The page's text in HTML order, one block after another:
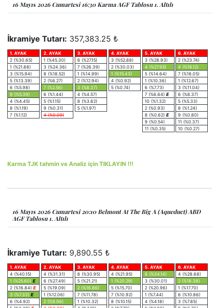
16 Mayıs 2026 Cumartesi 16:30 Karma AGF Tablosu 1. Altılı
İkramiye Tutarı: 357,383.25 ₺
1. AYAK
2 (%30.65)
1 (%21.88)
3 (%15.94)
5 (%13.39)
6 (%5.98)
9 (%5.39)
4 (%4.45)
8 (%1.19)
7 (%1.12)
2. AYAK
1 (%45.30)
3 (%24.36)
8 (%18.52)
2 (%6.27)
7 (%2.56)
6 (%1.44)
5 (%1.15)
9 (%0.31)
4 (%0.09)
3. AYAK
6 (%27.15)
7 (%26.39)
1 (%14.99)
2 (%12.94)
3 (%8.37)
4 (%4.57)
8 (%3.62)
5 (%1.97)
4. AYAK
3 (%52.88)
2 (%30.03)
1 (%15.43)
4 (%0.92)
5 (%0.74)
5. AYAK
3 (%28.93)
4 (%27.95)
5 (%14.64)
1 (%10.36)
6 (%7.73)
7 (%6.64) E
10 (%1.32)
2 (%0.93)
8 (%0.62) E
9 (%0.54)
11 (%0.35)
6. AYAK
2 (%23.74)
4 (%18.12)
7 (%18.05)
1 (%12.67)
3 (%11.04)
6 (%8.37)
5 (%5.33)
8 (%1.24)
9 (%0.80)
11 (%0.37)
10 (%0.27)
Karma TJK tahmin ve Analiz için TIKLAYIN !!!
16 Mayıs 2026 Cumartesi 20:10 Belmont At The Big A (Aqueduct) ABD
AGF Tablosu 1. Altılı
İkramiye Tutarı: 9,890.55 ₺
1. AYAK
4 (%40.15)
1 (%25.60) E
2 (%16.84) E
3 (%7.33) E
6 (%4.92)
2. AYAK
4 (%31.31)
6 (%27.49)
5 (%19.09)
1 (%12.06)
2 (%9.96)
3. AYAK
8 (%30.95)
5 (%21.21)
2 (%16.86)
7 (%11.78)
1 (%10.32)
4. AYAK
4 (%21.95)
1 (%20.29)
5 (%15.70)
7 (%10.92)
8 (%10.15)
5. AYAK
8 (%34.14)
3 (%30.01)
2 (%20.96)
1 (%7.44)
4 (%4.18)
6. AYAK
4 (%28.68)
2 (%18.38)
1 (%17.70)
6 (%10.86)
3 (%7.85)